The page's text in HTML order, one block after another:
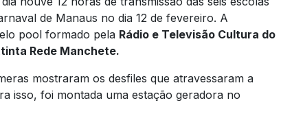
de Manaus no dia 12 de fevereiro. A
pool formado pela Rádio e Televisão Cultura do
Rede Manchete.
mostraram os desfiles que atravessaram a
isso, foi montada uma estação geradora no